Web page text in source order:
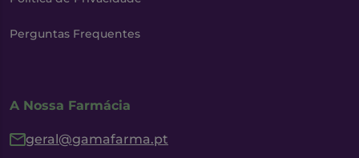
Perguntas Frequentes
A Nossa Farmácia
geral@gamafarma.pt